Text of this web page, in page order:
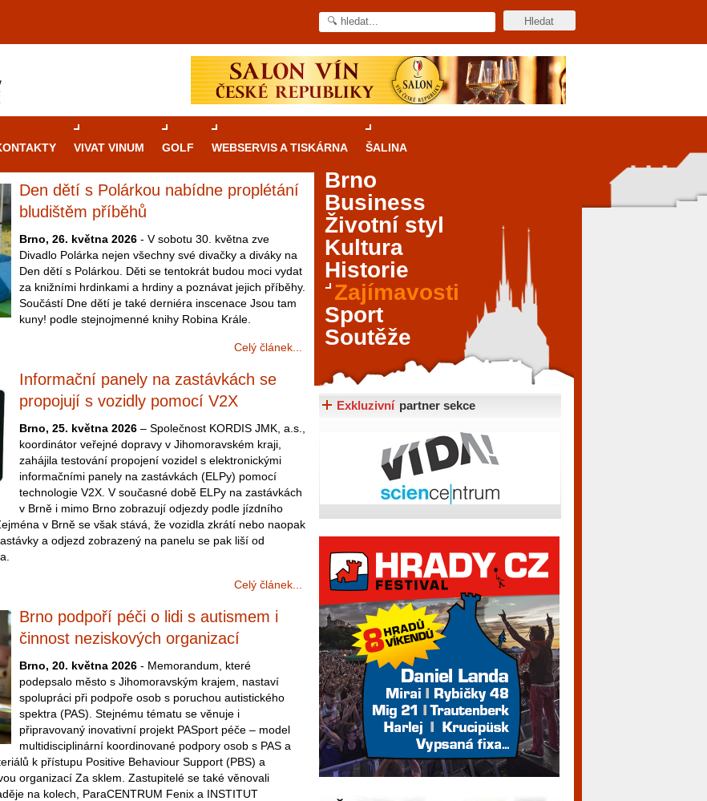
VIVAT VINUM GOLF WEBSERVIS A TISKÁRNA ŠALINA
Den dětí s Polárkou nabídne proplétání
bludištěm příběhů
Brno, 26. května 2026 - V sobotu 30. května zve
Divadlo Polárka nejen všechny své divačky a diváky na
Den dětí s Polárkou. Děti se tentokrát budou moci vydat
za knižními hrdinkami a hrdiny a poznávat jejich příběhy.
Součástí Dne dětí je také derniéra inscenace Jsou tam
kuny! podle stejnojmenné knihy Robina Krále.
Celý článek...
Informační panely na zastávkách se
propojují s vozidly pomocí V2X
Brno, 25. května 2026 – Společnost KORDIS JMK, a.s.,
koordinátor veřejné dopravy v Jihomoravském kraji,
zahájila testování propojení vozidel s elektronickými
informačními panely na zastávkách (ELPy) pomocí
technologie V2X. V současné době ELPy na zastávkách
v Brně i mimo Brno zobrazují odjezdy podle jízdního
v Brně se však stává, že vozidla zkrátí nebo naopak
a odjezd zobrazený na panelu se pak liší od
Celý článek...
Brno podpoří péči o lidi s autismem i
činnost neziskových organizací
Brno, 20. května 2026 - Memorandum, které
podepsalo město s Jihomoravským krajem, nastaví
spolupráci při podpoře osob s poruchou autistického
spektra (PAS). Stejnému tématu se věnuje i
připravovaný inovativní projekt PASport péče – model
multidisciplinární koordinované podpory osob s PAS a
k přístupu Positive Behaviour Support (PBS) a
organizací Za sklem. Zastupitelé se také věnovali
na kolech, ParaCENTRUM Fenix a INSTITUT
Průvodce
kasinovými hrami v Brně: Od
rulety po video automaty
Brno je městem známým pro zajímavé památky, skvělé
restaurace, divadla a univerzity. Mimo jiné je ale také
místem, kde si můžete legálně a bezpečně vyzkoušet
různé kasinové hry. V neustále kvetoucí moravské
metropoli naleznete širokou nabídku her od klasické
Celý článek...
Brno
Business
Životní styl
Kultura
Historie
Zajímavosti
Sport
Soutěže
Exkluzivní partner sekce